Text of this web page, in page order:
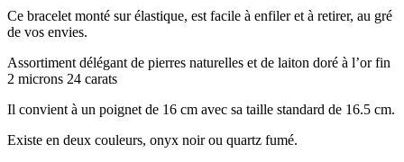
Ce bracelet monté sur élastique, est facile à enfiler et à retirer, au gré
de vos envies.
Assortiment délégant de pierres naturelles et de laiton doré à l’or fin
2 microns 24 carats
Il convient à un poignet de 16 cm avec sa taille standard de 16.5 cm.
Existe en deux couleurs, onyx noir ou quartz fumé.